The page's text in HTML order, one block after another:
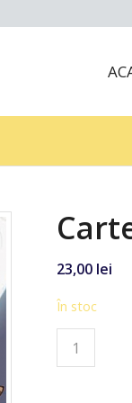
23,00 lei
În stoc